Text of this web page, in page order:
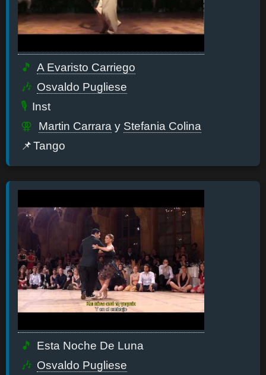
A Evaristo Carriego
Osvaldo Pugliese
Inst
Martin Carrara y Stefania Colina
Tango
Esta Noche De Luna
Osvaldo Pugliese